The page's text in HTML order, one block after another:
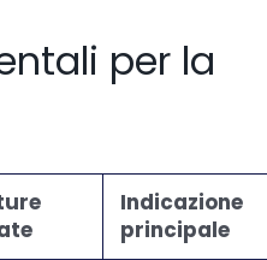
per la
Indicazione
principale